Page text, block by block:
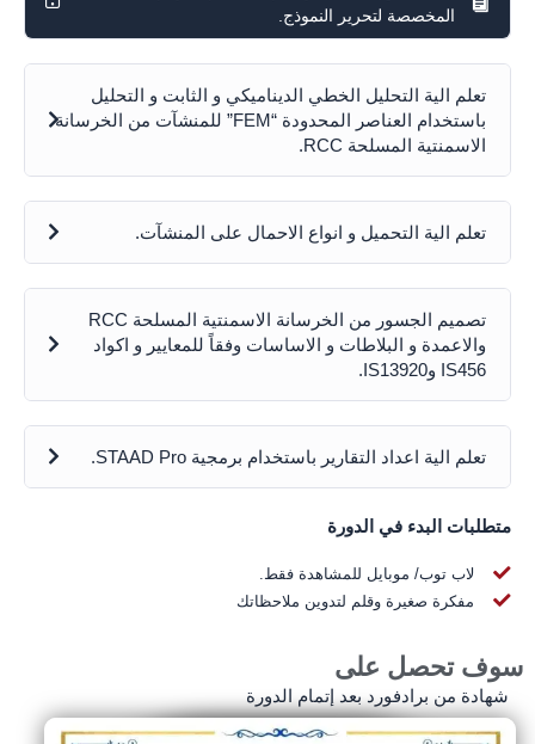
المخصصة لتحرير النموذج.
تعلم الية التحليل الخطي الديناميكي و الثابت و التحليل
باستخدام العناصر المحدودة “FEM” للمنشآت من الخرسانة
الاسمنتية المسلحة RCC.
تعلم الية التحميل و انواع الاحمال على المنشآت.
تصميم الجسور من الخرسانة الاسمنتية المسلحة RCC
والاعمدة و البلاطات و الاساسات وفقاً للمعايير و اكواد
IS456 وIS13920.
تعلم الية اعداد التقارير باستخدام برمجية STAAD Pro.
متطلبات البدء في الدورة
لاب توب/ موبايل للمشاهدة فقط.
مفكرة صغيرة وقلم لتدوين ملاحظاتك
تحصل على
شهادة من برادفورد بعد إتمام الدورة